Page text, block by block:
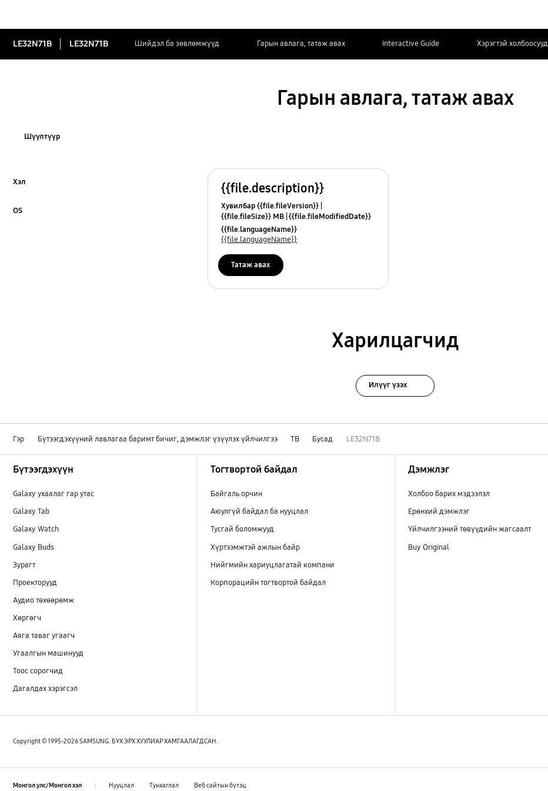
LE32N71B LE32N71B Шийдэл ба зөвлөмжүүд Гарын авлага, татаж авах Interactive Guide Хэрэгтэй холбоосууд
Гарын авлага, татаж авах
Шүүлтүүр
Хэл
OS
{{file.description}}
Хувилбар {{file.fileVersion}}
{{file.fileSize}} MB {{file.fileModifiedDate}}
{{file.osNames}}
{{file.languageName}}
{{file.languageName}}
Татаж авах
Харилцагчид
Илүүг үзэх
Гэр Бүтээгдэхүүний лавлагаа баримт бичиг, дэмжлэг үзүүлэх үйлчилгээ ТВ Бусад LE32N71B
Бүтээгдэхүүн
Galaxy ухаалаг гар утас
Galaxy Tab
Galaxy Watch
Galaxy Buds
Зурагт
Проекторууд
Аудио төхөөрөмж
Хөргөгч
Аяга таваг угаагч
Угаалгын машинууд
Тоос сорогчид
Дагалдах хэрэгсэл
Тогтвортой байдал
Байгаль орчин
Аюулгүй байдал ба нууцлал
Тусгай боломжууд
Хүртээмжтэй ажлын байр
Нийгмийн хариуцлагатай компани
Корпорацийн тогтвортой байдал
Дэмжлэг
Холбоо барих мэдээлэл
Ерөнхий дэмжлэг
Үйлчилгээний төвүүдийн жагсаалт
Buy Original
Copyright © 1995-2026 SAMSUNG. БҮХ ЭРХ ХУУЛИАР ХАМГААЛАГДСАН.
Монгол улс/Монгол хэл Нууцлал Тунхаглал Веб сайтын бүтэц